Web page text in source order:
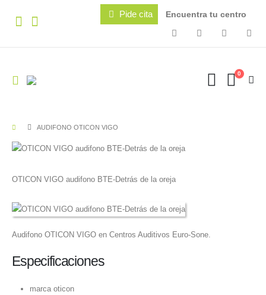
Pide cita Encuentra tu centro
0
AUDIFONO OTICON VIGO
OTICON VIGO audifono BTE-Detrás de la oreja
Audifono OTICON VIGO en Centros Auditivos Euro-Sone.
Especificaciones
marca oticon